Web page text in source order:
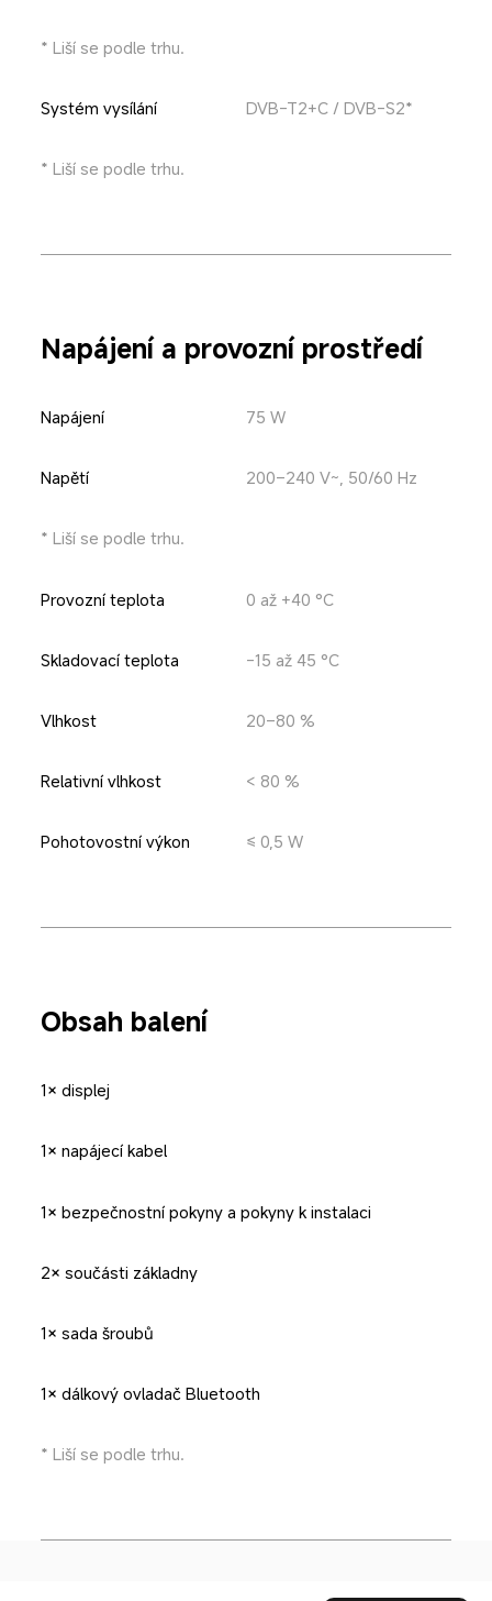
* Liší se podle trhu.
Systém vysílání DVB-T2+C / DVB-S2*
* Liší se podle trhu.
Napájení a provozní prostředí
Napájení 75 W
Napětí 200–240 V~, 50/60 Hz
* Liší se podle trhu.
Provozní teplota 0 až +40 °C
Skladovací teplota -15 až 45 °C
Vlhkost 20–80 %
Relativní vlhkost < 80 %
Pohotovostní výkon ≤ 0,5 W
Obsah balení
1× displej
1× napájecí kabel
1× bezpečnostní pokyny a pokyny k instalaci
2× součásti základny
1× sada šroubů
1× dálkový ovladač Bluetooth
* Liší se podle trhu.